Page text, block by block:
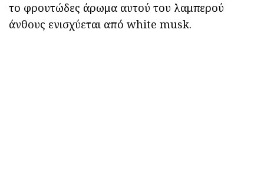
το φρουτώδες άρωμα αυτού του λαμπερού
άνθους ενισχύεται από white musk.